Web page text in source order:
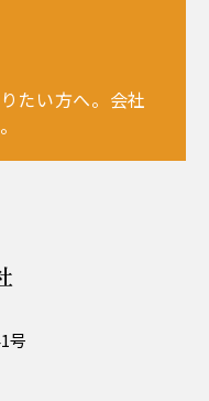
たい方へ。会社
号